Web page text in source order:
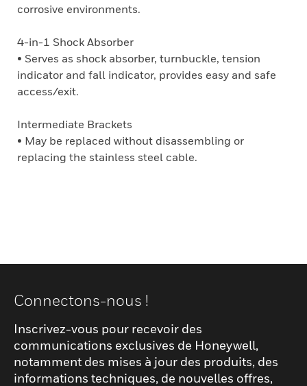
corrosive environments.
4-in-1 Shock Absorber
• Serves as shock absorber, turnbuckle, tension
indicator and fall indicator, provides easy and safe
access/exit.
Intermediate Brackets
• May be replaced without disassembling or
replacing the stainless steel cable.
Connectons-nous !
Inscrivez-vous pour recevoir des
communications exclusives de Honeywell,
notamment des mises à jour des produits, des
informations techniques, de nouvelles offres,